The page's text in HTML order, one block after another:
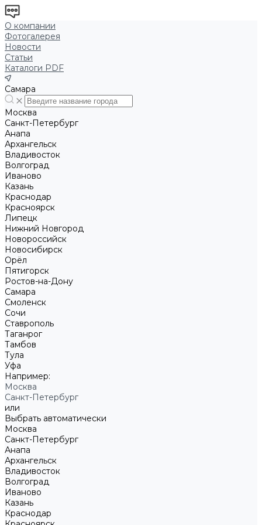
О компании
Фотогалерея
Новости
Статьи
Каталоги PDF
Самара
Москва
Санкт-Петербург
Анапа
Архангельск
Владивосток
Волгоград
Иваново
Казань
Краснодар
Красноярск
Липецк
Нижний Новгород
Новороссийск
Новосибирск
Орёл
Пятигорск
Ростов-на-Дону
Самара
Смоленск
Сочи
Ставрополь
Таганрог
Тамбов
Тула
Уфа
Например:
Москва
Санкт-Петербург
или
Выбрать автоматически
Москва
Санкт-Петербург
Анапа
Архангельск
Владивосток
Волгоград
Иваново
Казань
Краснодар